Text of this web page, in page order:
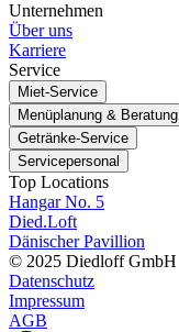
Unternehmen
Über uns
Karriere
Service
Miet-Service
Menüplanung & Beratung
Getränke-Service
Servicepersonal
Top Locations
Hangar No. 5
Died.Loft
Dänischer Pavillion
© 2025 Diedloff GmbH
Datenschutz
Impressum
AGB